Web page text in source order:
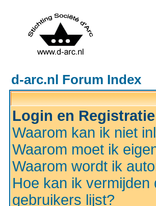
d-arc.nl Forum Index
Login en
Waarom kan ik niet
Waarom moet ik
Waarom wordt ik
Hoe kan ik
gebruikers lijst?